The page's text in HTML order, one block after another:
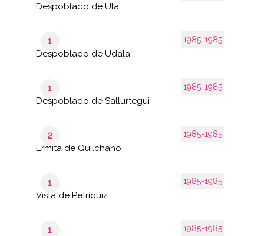
Despoblado de Ula
1985-1985
1
Despoblado de Udala
1985-1985
1
Despoblado de Sallurtegui
1985-1985
2
Ermita de Quilchano
1985-1985
1
Vista de Petríquiz
1985-1985
1